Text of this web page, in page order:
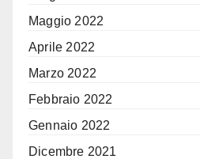
Maggio 2022
Aprile 2022
Marzo 2022
Febbraio 2022
Gennaio 2022
Dicembre 2021